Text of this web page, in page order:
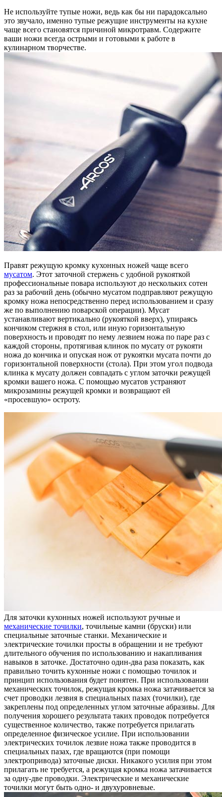
Не используйте тупые ножи, ведь как бы ни парадоксально
это звучало, именно тупые режущие инструменты на кухне
чаще всего становятся причиной микротравм. Содержите
ваши ножи всегда острыми и готовыми к работе в
кулинарном творчестве.
Правят режущую кромку кухонных ножей чаще всего
мусатом. Этот заточной стержень с удобной рукояткой
профессиональные повара используют до нескольких сотен
раз за рабочий день (обычно мусатом подправляют режущую
кромку ножа непосредственно перед использованием и сразу
же по выполнению поварской операции). Мусат
устанавливают вертикально (рукояткой вверх), упираясь
кончиком стержня в стол, или иную горизонтальную
поверхность и проводят по нему лезвием ножа по паре раз с
каждой стороны, протягивая клинок по мусату от рукояти
ножа до кончика и опуская нож от рукоятки мусата почти до
горизонтальной поверхности (стола). При этом угол подвода
клинка к мусату должен совпадать с углом заточки режущей
кромки вашего ножа. С помощью мусатов устраняют
микрозамины режущей кромки и возвращают ей
«просевшую» остроту.
Для заточки кухонных ножей используют ручные и
механические точилки, точильные камни (бруски) или
специальные заточные станки. Механические и
электрические точилки просты в обращении и не требуют
длительного обучения по использованию и накапливания
навыков в заточке. Достаточно один-два раза показать, как
правильно точить кухонные ножи с помощью точилок и
принцип использования будет понятен. При использовании
механических точилок, режущая кромка ножа затачивается за
счет проводки лезвия в специальных пазах (точилки), где
закреплены под определенных углом заточные абразивы. Для
получения хорошего результата таких проводок потребуется
существенное количество, также потребуется прилагать
определенное физическое усилие. При использовании
электрических точилок лезвие ножа также проводится в
специальных пазах, где вращаются (при помощи
электропривода) заточные диски. Никакого усилия при этом
прилагать не требуется, а режущая кромка ножа затачивается
за одну-две проводки. Электрические и механические
точилки могут быть одно- и двухуровневые.